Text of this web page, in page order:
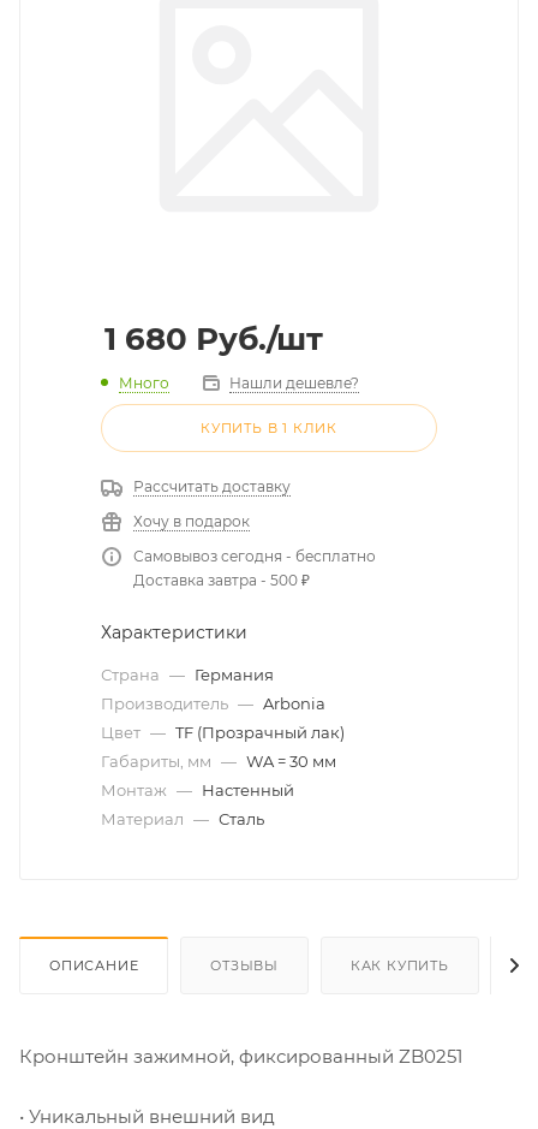
1 680 Руб./шт
Много Нашли дешевле?
КУПИТЬ В 1 КЛИК
Рассчитать доставку
Хочу в подарок
Самовывоз сегодня - бесплатно
Доставка завтра - 500 ₽
Характеристики
Страна — Германия
Производитель — Arbonia
Цвет — TF (Прозрачный лак)
Габариты, мм — WA = 30 мм
Монтаж — Настенный
Материал — Сталь
ОПИСАНИЕ ОТЗЫВЫ КАК КУПИТЬ
Кронштейн зажимной, фиксированный ZB0251
• Уникальный внешний вид